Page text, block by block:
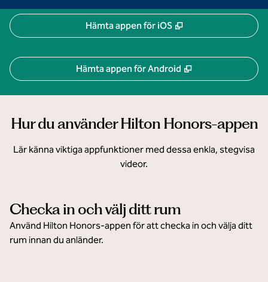
Hämta appen för iOS ,
Hämta appen för Android , Öppnas i ny flik
Hur du använder Hilton Honors-appen
Lär känna viktiga appfunktioner med dessa enkla, stegvisa
videor.
Checka in och välj ditt rum
Använd Hilton Honors-appen för att checka in och välja ditt
rum innan du anländer.